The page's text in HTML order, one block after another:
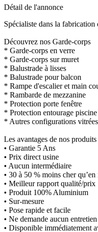
Détail de l'annonce
Spécialiste dans la
Découvrez nos Garde-corps
* Garde-corps en verre
* Garde-corps sur muret
* Balustrade à lisses
* Balustrade pour balcon
* Rampe d'escalier et main
* Rambarde de mezzanine
* Protection porte fenêtre
* Protection entourage piscine
* Autres configurations vitrées
Les avantages de nos produits
• Garantie 5 Ans
• Prix direct usine
• Aucun intermédiaire
• 30 à 50 % moins cher
• Meilleur rapport qualité/prix
• Produit 100% Aluminium
• Sur-mesure
• Pose rapide et facile
• Ne demande aucun entretien
• Disponible immédiatement